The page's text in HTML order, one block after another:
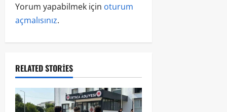
Yorum yapabilmek için oturum
açmalısınız.
RELATED STORIES